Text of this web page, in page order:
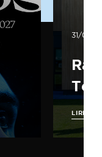
31/07/
LIRE